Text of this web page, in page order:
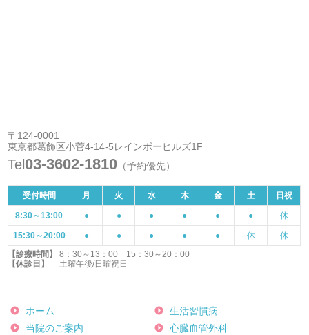
〒124-0001
東京都葛飾区小菅4-14-5レインボーヒルズ1F
Tel 03-3602-1810 （予約優先）
受付時間 月 火 水 木 金 土 日祝
8:30～13:00 ● ● ● ● ● ● 休
15:30～20:00 ● ● ● ● ● 休
休
【診療時間】
8：30～13：00 15：30～20：00
【休診日】
土曜午後/日曜祝日
ホーム
当院のご案内
生活習慣病
心臓血管外科